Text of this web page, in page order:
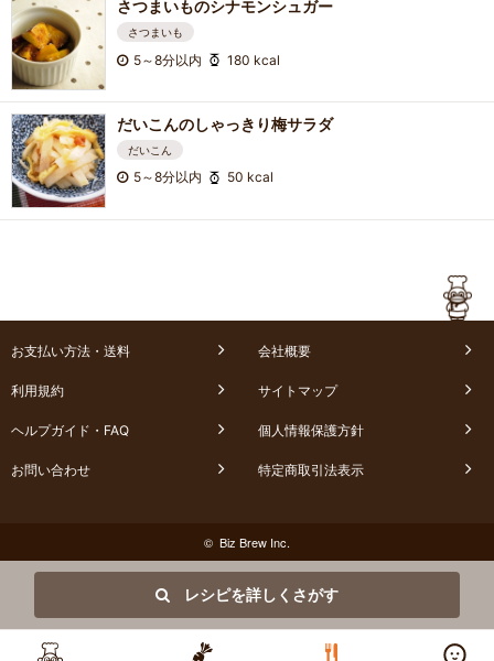
レシピを詳しくさがす
さつまいものシナモンシュガー
さつまいも
5～8分以内 180 kcal
だいこんのしゃっきり梅サラダ
だいこん
5～8分以内 50 kcal
お支払い方法・送料 会社概要
利用規約 サイトマップ
ヘルプガイド・FAQ 個人情報保護方針
お問い合わせ 特定商取引法表示
© Biz Brew Inc.